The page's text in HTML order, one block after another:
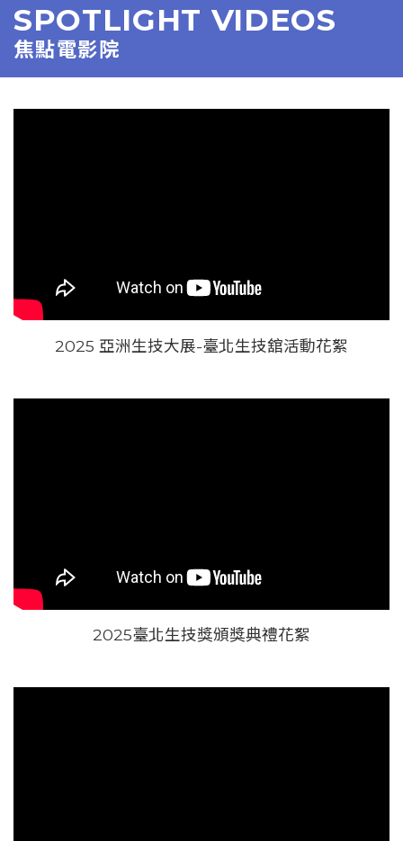
SPOTLIGHT VIDEOS
焦點電影院
2025 亞洲生技大展-臺北生技舘活動花絮
2025臺北生技獎頒獎典禮花絮